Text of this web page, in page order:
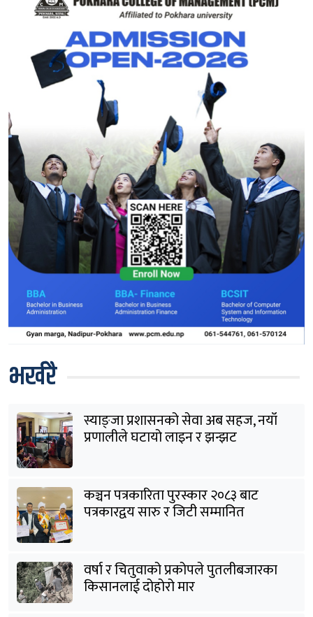
भर्खरै
स्याङ्जा प्रशासनको सेवा अब सहज, नयाँ
प्रणालीले घटायो लाइन र झन्झट
कञ्चन पत्रकारिता पुरस्कार २०८३ बाट
पत्रकारद्वय सारु र जिटी सम्मानित
वर्षा र चितुवाको प्रकोपले पुतलीबजारका
किसानलाई दोहोरो मार